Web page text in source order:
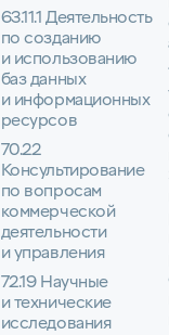
63.11.1 Деятельность
по созданию
и использованию
баз данных
и информационных
ресурсов
70.22
Консультирование
по вопросам
коммерческой
деятельности
и управления
72.19 Научные
и технические
исследования